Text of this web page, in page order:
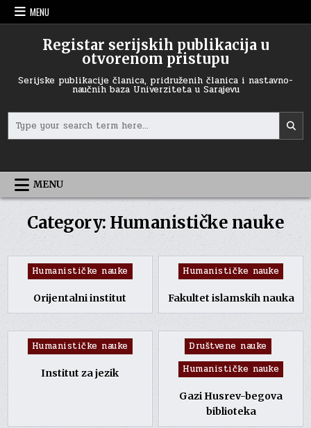
Skip
to
MENU
Registar serijskih publikacija u
otvorenom pristupu
Serijske publikacije članica, pridruženih članica i nastavno-
naučnih baza Univerziteta u Sarajevu
for:
MENU
Category: Humanističke nauke
Posted
in
Humanističke nauke
Orijentalni institut
Posted
in
Humanističke nauke
Fakultet islamskih nauka
Posted
in
Humanističke nauke
Institut za jezik
Posted
in
Društvene nauke
Humanističke nauke
Gazi Husrev-begova
biblioteka